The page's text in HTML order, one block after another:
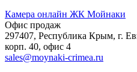
Камера онлайн ЖК Мойнаки
Офис продаж
297407, Республика Крым, г.
корп. 40, офис 4
sales@moynaki-crimea.ru